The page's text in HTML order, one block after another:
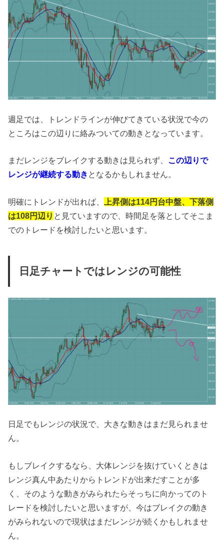
週足では、トレンドラインが伸びてきている状況で今の
ところはこの辺りに絡みついての動きとなっています。
まだレンジをブレイクする動きは見られず、 この辺りで
レンジが継続する動き となるかもしれません。
明確にトレンドが出れば、
上昇側は114円台中盤、下落側
は108円辺り と見ていますので、時間足を落としてそこま
でのトレードを検討したいと思います。
日足チャートではレンジの可能性
日足でもレンジの状況で、大きな動きはまだ見られませ
ん。
もしブレイクするなら、大体レンジを抜けていくときは
レンジ真ん中あたりからトレンドが出来だすことが多
く、そのような動きがみられたらそっちに向かってのト
レードを検討したいと思いますが、今はブレイクの動き
がみられないので現状はまだレンジが続くかもしれませ
ん。